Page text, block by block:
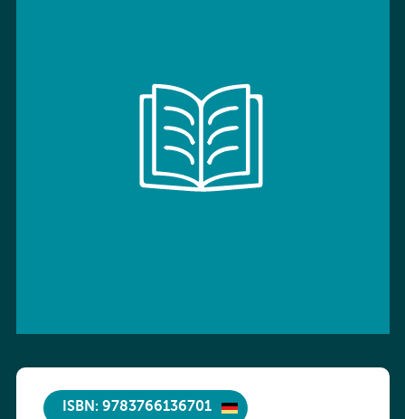
ISBN: 9783766136701